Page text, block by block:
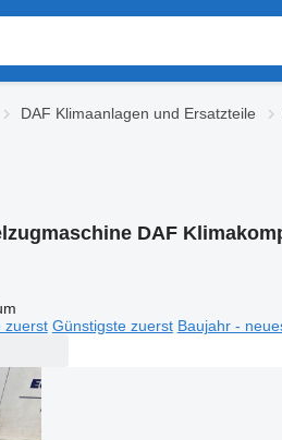
DAF Klimaanlagen und Ersatzteile
DAF
zuerst Günstigste zuerst Baujahr -